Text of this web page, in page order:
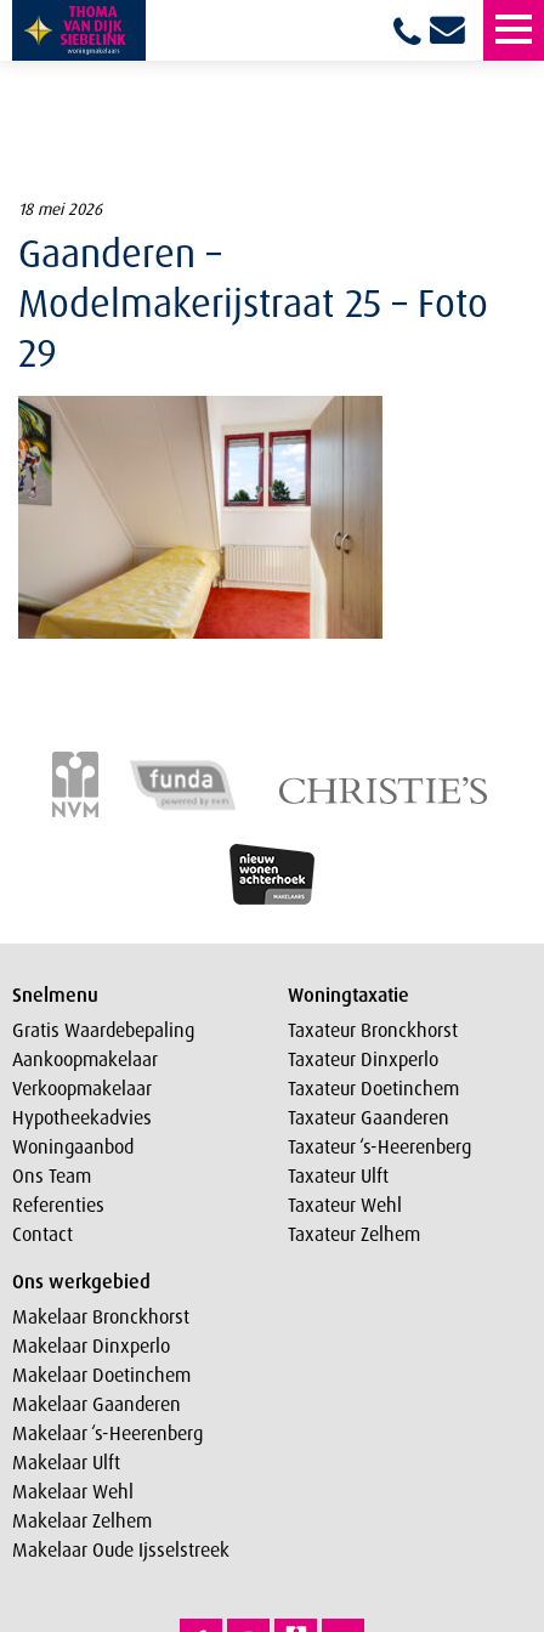
18 mei 2026
Gaanderen –
Modelmakerijstraat 25 – Foto
29
Snelmenu
Gratis Waardebepaling
Aankoopmakelaar
Verkoopmakelaar
Hypotheekadvies
Woningaanbod
Ons Team
Referenties
Contact
Woningtaxatie
Taxateur Bronckhorst
Taxateur Dinxperlo
Taxateur Doetinchem
Taxateur Gaanderen
Taxateur ‘s-Heerenberg
Taxateur Ulft
Taxateur Wehl
Taxateur Zelhem
Ons werkgebied
Makelaar Bronckhorst
Makelaar Dinxperlo
Makelaar Doetinchem
Makelaar Gaanderen
Makelaar ‘s-Heerenberg
Makelaar Ulft
Makelaar Wehl
Makelaar Zelhem
Makelaar Oude Ijsselstreek